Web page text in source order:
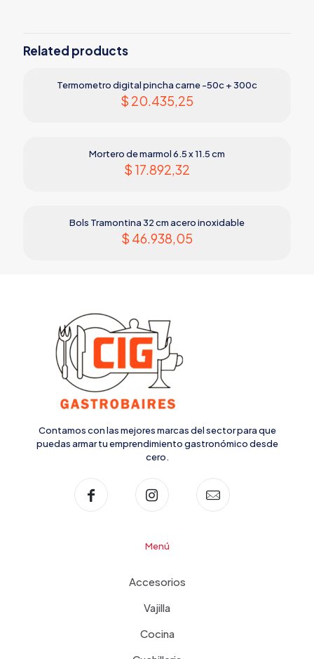
Related products
Termometro digital pincha carne -50c + 300c
$ 20.435,25
Mortero de marmol 6.5 x 11.5 cm
$ 17.892,32
Bols Tramontina 32 cm acero inoxidable
$ 46.938,05
Contamos con las mejores marcas del sector para que
puedas armar tu emprendimiento gastronómico desde
cero.
Menú
Accesorios
Vajilla
Cocina